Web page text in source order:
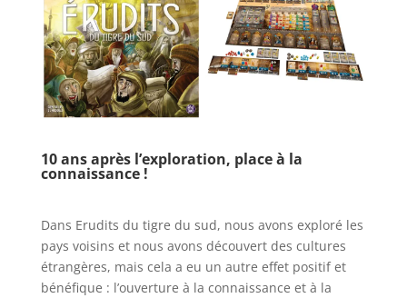
10 ans après l’exploration, place à la
connaissance !
Dans Erudits du tigre du sud, nous avons exploré les
pays voisins et nous avons découvert des cultures
étrangères, mais cela a eu un autre effet positif et
bénéfique : l’ouverture à la connaissance et à la